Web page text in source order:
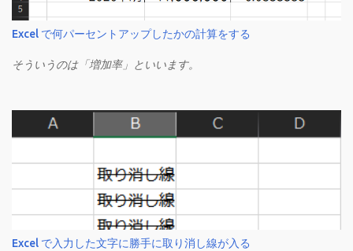
Excel で何パーセントアップしたかの計算をする
そういうのは「増加率」といいます。
Excel で入力した文字に勝手に取り消し線が入る